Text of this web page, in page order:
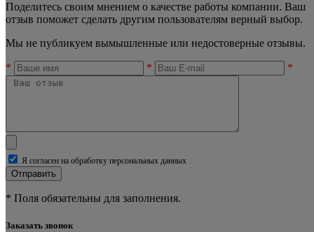
Поделитесь своим мнением о качестве работы компании. Ваш
отзыв поможет сделать другим пользователям верный выбор.
Мы не публикуем вымышленные или недостоверные отзывы.
* * *
Я согласен на обработку персональных данных
Отправить
* Поля обязательны для заполнения.
Заказать звонок